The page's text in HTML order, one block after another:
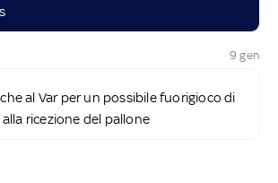
9 gen
al Var per un possibile fuorigioco di
ricezione del pallone